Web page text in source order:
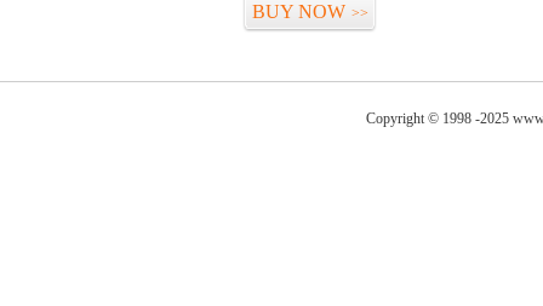
BUY NOW >>
Copyright © 1998 -2025